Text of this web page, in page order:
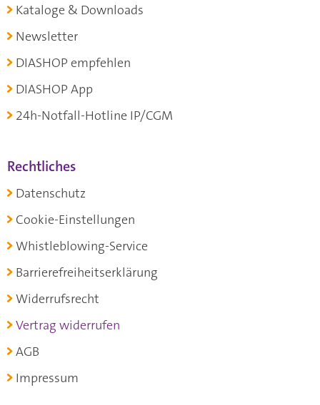
Kataloge & Downloads
Newsletter
DIASHOP empfehlen
DIASHOP App
24h-Notfall-Hotline IP/CGM
Rechtliches
Datenschutz
Cookie-Einstellungen
Whistleblowing-Service
Barrierefreiheitserklärung
Widerrufsrecht
Vertrag widerrufen
AGB
Impressum